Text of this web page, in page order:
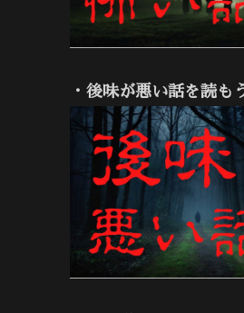
・後味が悪い話を読も